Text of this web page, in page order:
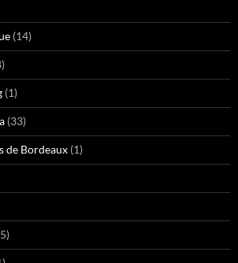
(14)
(1)
(33)
de Bordeaux (1)